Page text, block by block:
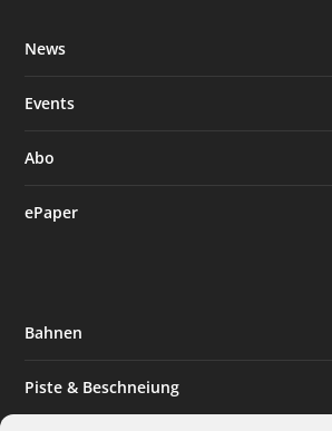
News
Events
Abo
ePaper
Bahnen
Piste & Beschneiung